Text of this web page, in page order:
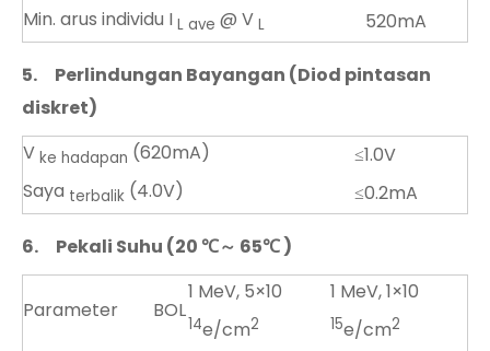
Min. arus individu I L ave @ V L 520mA
5.
Perlindungan Bayangan (Diod pintasan
diskret)
V ke hadapan (620mA)
≤1.0V
Saya terbalik (4.0V) ≤0.2mA
6. Pekali Suhu (20 ℃～ 65℃)
Parameter BOL
1 MeV, 5×10
14e/cm2
1 MeV, 1×10
15e/cm2